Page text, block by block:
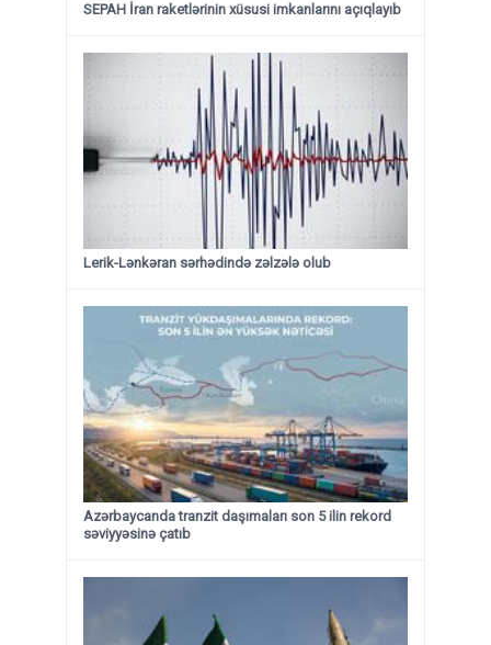
SEPAH İran raketlərinin xüsusi imkanlarını açıqlayıb
Lerik-Lənkəran sərhədində zəlzələ olub
Azərbaycanda tranzit daşımaları son 5 ilin rekord
səviyyəsinə çatıb